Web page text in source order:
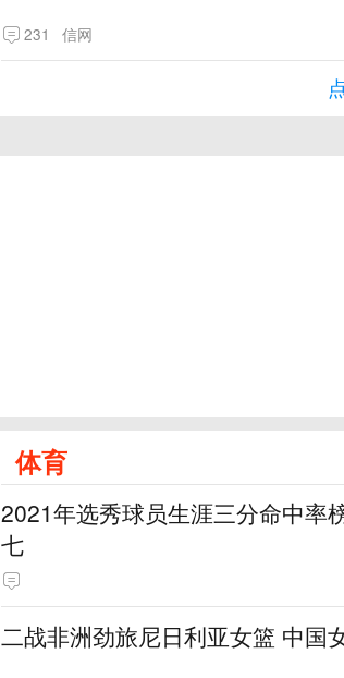
231 信网
体育
2021年选秀球员生涯三分命中率
七
二战非洲劲旅尼日利亚女篮 中国